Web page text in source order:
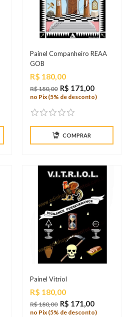
Painel Companheiro REAA
GOB
Preço
R$ 180,00
R$ 180,00 R$ 171,00
no Pix (5% de desconto)
COMPRAR
Painel Vitriol
Preço
R$ 180,00
R$ 180,00 R$ 171,00
no Pix (5% de desconto)